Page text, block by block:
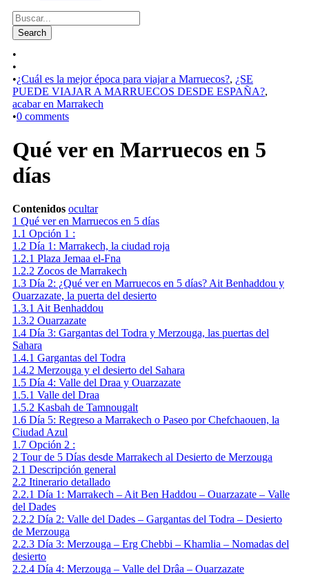
•
•
•¿Cuál es la mejor época para viajar a Marruecos?, ¿SE
PUEDE VIAJAR A MARRUECOS DESDE ESPAÑA?,
acabar en Marrakech
•0 comments
Qué ver en Marruecos en 5
días
Contenidos ocultar
1 Qué ver en Marruecos en 5 días
1.1 Opción 1 :
1.2 Día 1: Marrakech, la ciudad roja
1.2.1 Plaza Jemaa el-Fna
1.2.2 Zocos de Marrakech
1.3 Día 2: ¿Qué ver en Marruecos en 5 días? Ait Benhaddou y
Ouarzazate, la puerta del desierto
1.3.1 Ait Benhaddou
1.3.2 Ouarzazate
1.4 Día 3: Gargantas del Todra y Merzouga, las puertas del
Sahara
1.4.1 Gargantas del Todra
1.4.2 Merzouga y el desierto del Sahara
1.5 Día 4: Valle del Draa y Ouarzazate
1.5.1 Valle del Draa
1.5.2 Kasbah de Tamnougalt
1.6 Día 5: Regreso a Marrakech o Paseo por Chefchaouen, la
Ciudad Azul
1.7 Opción 2 :
2 Tour de 5 Días desde Marrakech al Desierto de Merzouga
2.1 Descripción general
2.2 Itinerario detallado
2.2.1 Día 1: Marrakech – Ait Ben Haddou – Ouarzazate – Valle
del Dades
2.2.2 Día 2: Valle del Dades – Gargantas del Todra – Desierto
de Merzouga
2.2.3 Día 3: Merzouga – Erg Chebbi – Khamlia – Nomadas del
desierto
2.2.4 Día 4: Merzouga – Valle del Drâa – Ouarzazate